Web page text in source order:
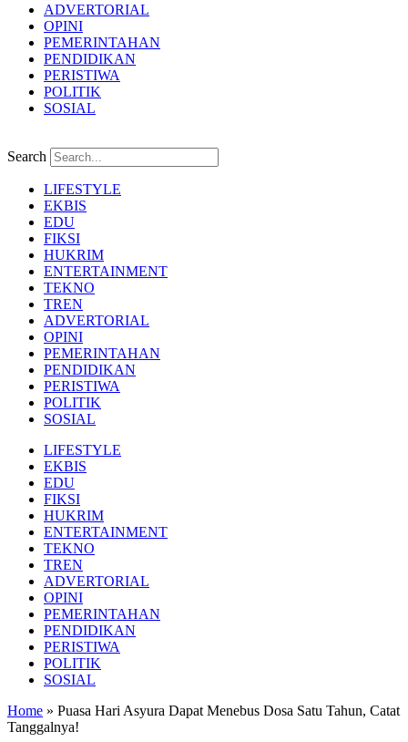
ADVERTORIAL
OPINI
PEMERINTAHAN
PENDIDIKAN
PERISTIWA
POLITIK
SOSIAL
Search
LIFESTYLE
EKBIS
EDU
FIKSI
HUKRIM
ENTERTAINMENT
TEKNO
TREN
ADVERTORIAL
OPINI
PEMERINTAHAN
PENDIDIKAN
PERISTIWA
POLITIK
SOSIAL
LIFESTYLE
EKBIS
EDU
FIKSI
HUKRIM
ENTERTAINMENT
TEKNO
TREN
ADVERTORIAL
OPINI
PEMERINTAHAN
PENDIDIKAN
PERISTIWA
POLITIK
SOSIAL
Home » Puasa Hari Asyura Dapat Menebus Dosa Satu Tahun, Catat
Tanggalnya!